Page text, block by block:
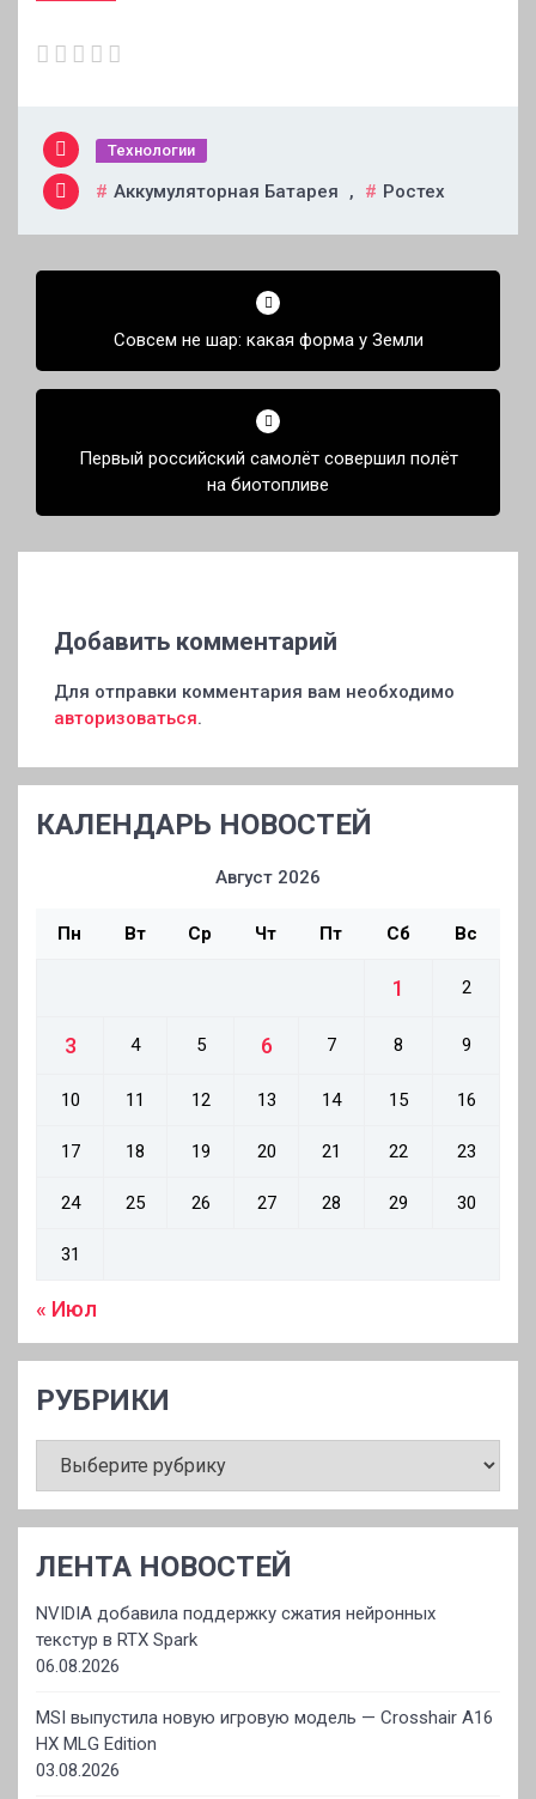
Технологии
Аккумуляторная Батарея , Ростех
Навигация
записямСовсем не шар: какая форма у Земли
Первый российский самолёт совершил полёт
на биотопливе
Добавить комментарий
Для отправки комментария вам необходимо
авторизоваться.
КАЛЕНДАРЬ НОВОСТЕЙ
Август 2026
Пн Вт Ср Чт Пт Сб Вс
1 2
3 4 5 6 7 8 9
10 11 12 13 14 15 16
17 18 19 20 21 22 23
24 25 26 27 28 29 30
31
« Июл
РУБРИКИ
ЛЕНТА НОВОСТЕЙ
NVIDIA добавила поддержку сжатия нейронных
текстур в RTX Spark
06.08.2026
MSI выпустила новую игровую модель — Crosshair A16
HX MLG Edition
03.08.2026